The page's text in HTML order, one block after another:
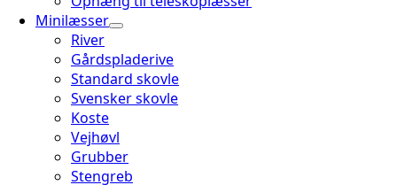
Minilæsser
River
Gårdspladerive
Standard skovle
Svensker skovle
Koste
Vejhøvl
Grubber
Stengreb